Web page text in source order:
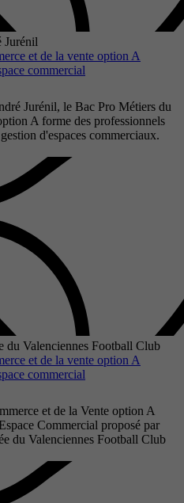
Jurénil
et de la vente option A
commercial
Jurénil, le Bac Pro Métiers du
A forme des professionnels
d'espaces commerciaux.
du Valenciennes Football Club
et de la vente option A
commercial
et de la Vente option A
Commercial proposé par
du Valenciennes Football Club